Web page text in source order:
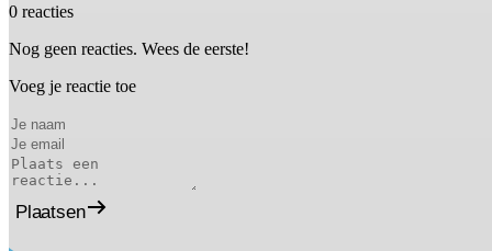
0 reacties
Nog geen reacties. Wees de eerste!
Voeg je reactie toe
Plaatsen